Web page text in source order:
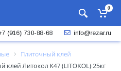
0
(916) 730-88-68 info@rezar.ru
Плиточный клей
клей Литокол K47 (LITOKOL) 25кг